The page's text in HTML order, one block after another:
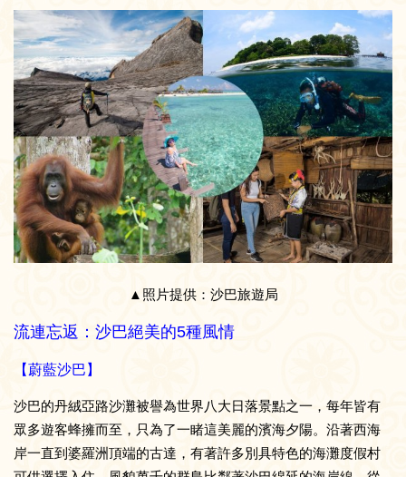
▲照片提供：沙巴旅遊局
流連忘返：沙巴絕美的5種風情
【蔚藍沙巴】
沙巴的丹絨亞路沙灘被譽為世界八大日落景點之一，每年皆有
眾多遊客蜂擁而至，只為了一睹這美麗的濱海夕陽。沿著西海
岸一直到婆羅洲頂端的古達，有著許多別具特色的海灘度假村